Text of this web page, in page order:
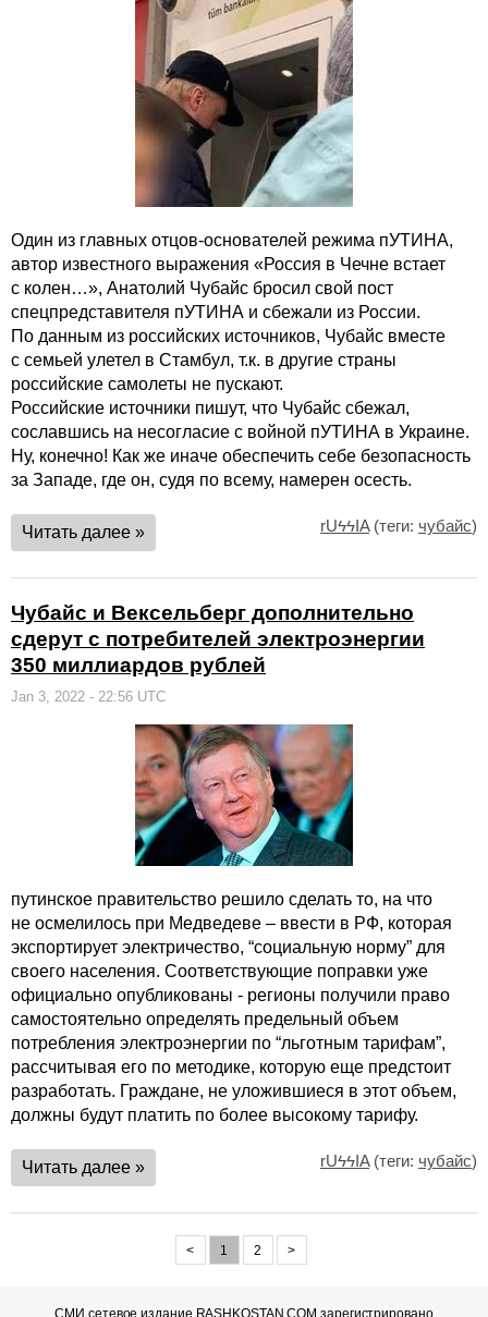
Один из главных отцов-основателей режима пУТИНА,
автор известного выражения «Россия в Чечне встает
с колен…», Анатолий Чубайс бросил свой пост
спецпредставителя пУТИНА и сбежали из России.
По данным из российских источников, Чубайс вместе
с семьей улетел в Стамбул, т.к. в другие страны
российские самолеты не пускают.
Российские источники пишут, что Чубайс сбежал,
сославшись на несогласие с войной пУТИНА в Украине.
Ну, конечно! Как же иначе обеспечить себе безопасность
за Западе, где он, судя по всему, намерен осесть.
Читать далее » rUϟϟIA(теги: чубайс)
Чубайс и Вексельберг дополнительно
сдерут с потребителей электроэнергии
350 миллиардов рублей
Jan 3, 2022 - 22:56 UTC
путинское правительство решило сделать то, на что
не осмелилось при Медведеве – ввести в РФ, которая
экспортирует электричество, “социальную норму” для
своего населения. Соответствующие поправки уже
официально опубликованы - регионы получили право
самостоятельно определять предельный объем
потребления электроэнергии по “льготным тарифам”,
рассчитывая его по методике, которую еще предстоит
разработать. Граждане, не уложившиеся в этот объем,
должны будут платить по более высокому тарифу.
Читать далее » rUϟϟIA(теги: чубайс)
< 1 2 >
СМИ сетевое издание RASHKOSTAN.COMзарегистрировано